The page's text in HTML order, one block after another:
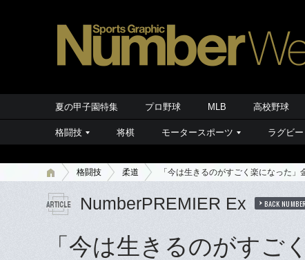
夏の甲子園特集 プロ野球 MLB 高校野球
格闘技 将棋 モータースポーツ ラグビー
格闘技 柔道 「今は生きるのがすごく楽になった
NumberPREMIER Ex BACK NUMBER
「今は生きるのがすご